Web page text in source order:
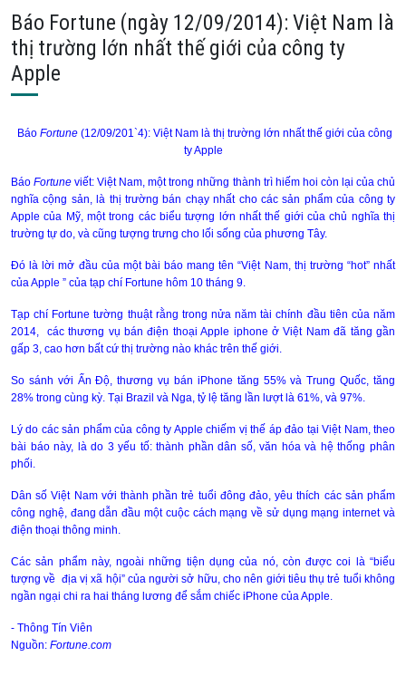
Báo Fortune (ngày 12/09/2014): Việt Nam là
thị trường lớn nhất thế giới của công ty
Apple
Báo Fortune (12/09/201`4): Việt Nam là thị trường lớn nhất thế giới của công
ty Apple
BáoFortune viết: Việt Nam, một trong những thành trì hiếm hoi còn lại của chủ
nghĩa cộng sản, là thị trường bán chạy nhất cho các sản phẩm của công ty
Apple của Mỹ, một trong các biểu tượng lớn nhất thế giới của chủ nghĩa thị
trường tự do, và cũng tượng trưng cho lối sống của phương Tây.
Đó là lời mở đầu của một bài báo mang tên “Việt Nam, thị trường “hot” nhất
của Apple ” của tạp chí Fortune hôm 10 tháng 9.
Tạp chí Fortune tường thuật rằng trong nửa năm tài chính đầu tiên của năm
2014, các thương vụ bán điện thoại Apple iphone ở Việt Nam đã tăng gần
gấp 3, cao hơn bất cứ thị trường nào khác trên thế giới.
So sánh với Ấn Độ, thương vụ bán iPhone tăng 55% và Trung Quốc, tăng
28% trong cùng kỳ. Tại Brazil và Nga, tỷ lệ tăng lần lượt là 61%, và 97%.
Lý do các sản phẩm của công ty Apple chiếm vị thế áp đảo tại Việt Nam, theo
bài báo này, là do 3 yếu tố: thành phần dân số, văn hóa và hệ thống phân
phối.
Dân số Việt Namvới thành phần trẻ tuổi đông đảo, yêu thích các sản phẩm
công nghệ, đang dẫn đầu một cuộc cách mạng về sử dụng mạng internet và
điện thoại thông minh.
Các sản phẩm này, ngoài những tiện dụng của nó, còn được coi là “biểu
tượng về địa vị xã hội” của người sở hữu, cho nên giới tiêu thụ trẻ tuổi không
ngần ngại chi ra hai tháng lương để sắm chiếc iPhone của Apple.
- Thông Tín Viên
Nguồn: Fortune.com